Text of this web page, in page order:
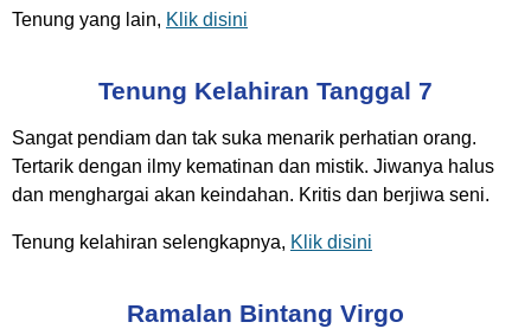
Tenung yang lain, Klik disini
Tenung Kelahiran Tanggal 7
Sangat pendiam dan tak suka menarik perhatian orang.
Tertarik dengan ilmy kematinan dan mistik. Jiwanya halus
dan menghargai akan keindahan. Kritis dan berjiwa seni.
Tenung kelahiran selengkapnya, Klik disini
Ramalan Bintang Virgo